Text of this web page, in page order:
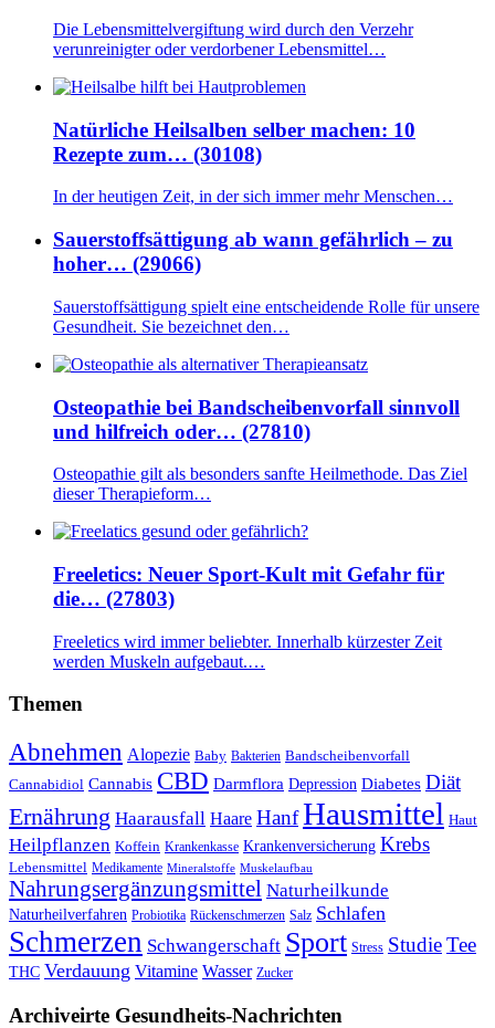
Die Lebensmittelvergiftung wird durch den Verzehr
verunreinigter oder verdorbener Lebensmittel…
Natürliche Heilsalben selber machen: 10
Rezepte zum… (30108)
In der heutigen Zeit, in der sich immer mehr Menschen…
Sauerstoffsättigung ab wann gefährlich – zu
hoher… (29066)
Sauerstoffsättigung spielt eine entscheidende Rolle für unsere
Gesundheit. Sie bezeichnet den…
Osteopathie bei Bandscheibenvorfall sinnvoll
und hilfreich oder… (27810)
Osteopathie gilt als besonders sanfte Heilmethode. Das Ziel
dieser Therapieform…
Freeletics: Neuer Sport-Kult mit Gefahr für
die… (27803)
Freeletics wird immer beliebter. Innerhalb kürzester Zeit
werden Muskeln aufgebaut.…
Themen
Abnehmen Alopezie Baby Bakterien Bandscheibenvorfall
Cannabidiol Cannabis CBD Darmflora Depression Diabetes Diät
Ernährung Haarausfall Haare HanfHausmittel Haut
Heilpflanzen Koffein Krankenkasse Krankenversicherung Krebs
Lebensmittel Medikamente Mineralstoffe Muskelaufbau
Nahrungsergänzungsmittel Naturheilkunde
Naturheilverfahren Probiotika Rückenschmerzen Salz Schlafen
Schmerzen Schwangerschaft Sport Stress StudieTee
THC Verdauung Vitamine Wasser Zucker
Archiveirte Gesundheits-Nachrichten